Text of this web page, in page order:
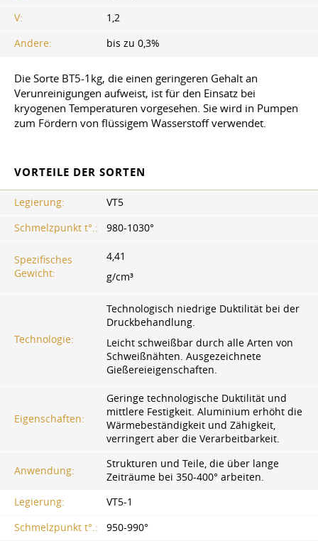
V:
1,2
Andere:
bis zu 0,3%
Die Sorte BT5-1kg, die einen geringeren Gehalt an
Verunreinigungen aufweist, ist für den Einsatz bei
kryogenen Temperaturen vorgesehen. Sie wird in Pumpen
zum Fördern von flüssigem Wasserstoff verwendet.
VORTEILE DER SORTEN
Legierung:
VT5
Schmelzpunkt t°.:
980-1030°
Spezifisches
Gewicht:
4,41
g/cm³
Technologie:
Technologisch niedrige Duktilität bei der
Druckbehandlung.
Leicht schweißbar durch alle Arten von
Schweißnähten. Ausgezeichnete
Gießereieigenschaften.
Eigenschaften:
Geringe technologische Duktilität und
mittlere Festigkeit. Aluminium erhöht die
Wärmebeständigkeit und Zähigkeit,
verringert aber die Verarbeitbarkeit.
Anwendung:
Strukturen und Teile, die über lange
Zeiträume bei 350-400° arbeiten.
Legierung:
VT5-1
Schmelzpunkt t°.:
950-990°